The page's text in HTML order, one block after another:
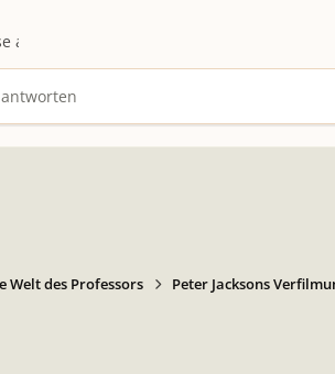
Welt des Professors Peter Jacksons